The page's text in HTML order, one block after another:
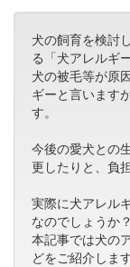
犬の飼育を検討
る「犬アレルギ
犬の被毛等が原
ギーと言います
す。
今後の愛犬との
更したりと、負
実際に犬アレル
なのでしょうか？
本記事では犬の
どをご紹介します